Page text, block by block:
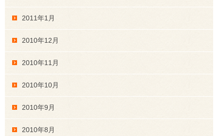
2011年1月
2010年12月
2010年11月
2010年10月
2010年9月
2010年8月